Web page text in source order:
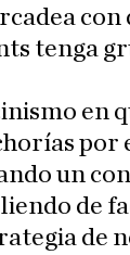
con
tenga
en
por
un
de
de